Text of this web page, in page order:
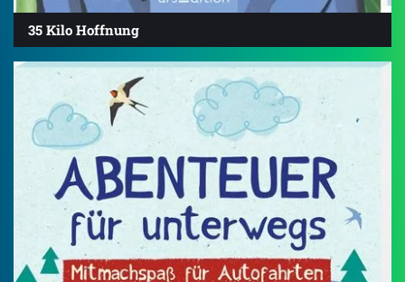
35 Kilo Hoffnung